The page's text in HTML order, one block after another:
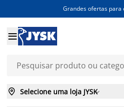
Grandes ofertas para

 Selecione uma loja JYSK